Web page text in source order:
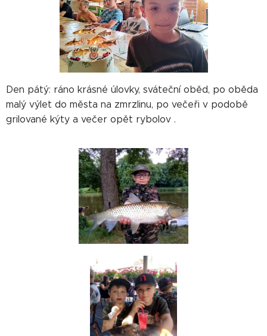
Den pátý: ráno krásné úlovky, sváteční oběd, po oběda
malý výlet do města na zmrzlinu, po večeři v podobě
grilované kýty a večer opět rybolov .